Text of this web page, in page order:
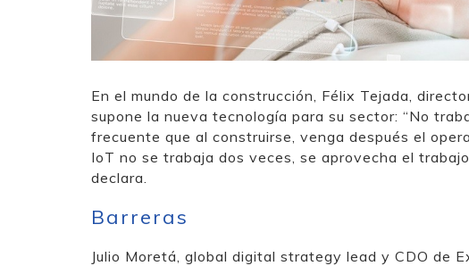
En el mundo de la construcción, Félix Tejada,
supone la nueva tecnología para su sector: “No
frecuente que al construirse, venga después el
IoT no se trabaja dos veces, se aprovecha el
declara.
Barreras
Julio Moretá, global digital strategy lead y CDO de